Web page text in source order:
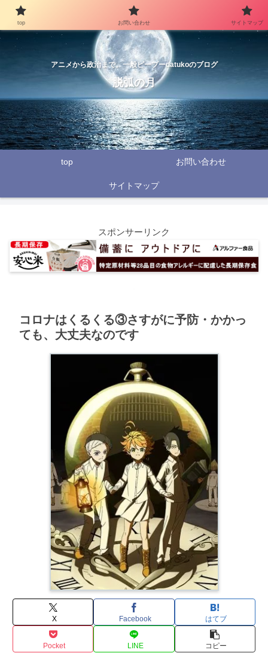
アニメから政治まで。一般ピープーdatukoのブログ
脱弧の月
top お問い合わせ
サイトマップ
スポンサーリンク
コロナはくるくる③さすがに予防・かかっ
ても、大丈夫なのです
X Facebook はてブ
Pocket LINE コピー
top お問い合わせ サイトマップ